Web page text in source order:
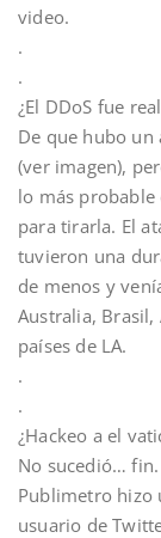
video.
.
.
¿El DDoS fue
De que hubo un
(ver imagen),
lo más probable
para tirarla. El
tuvieron una
de menos y
Australia, Brasil,
países de LA.
.
.
¿Hackeo a el
No sucedió… fin.
Publimetro hizo
usuario de